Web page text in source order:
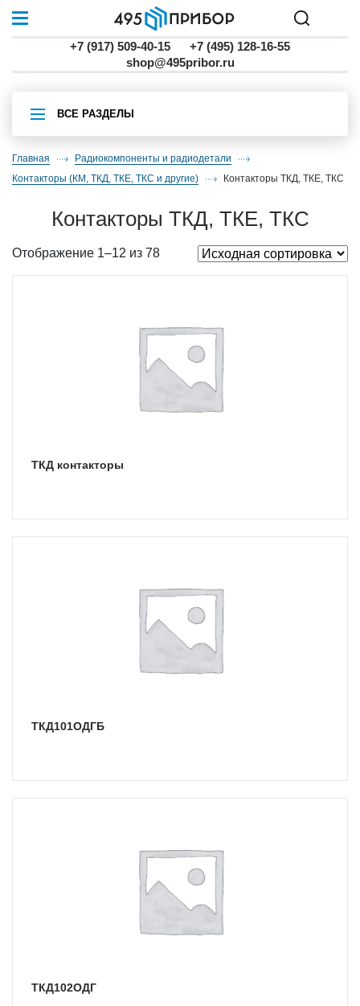
+7 (917) 509-40-15
+7 (495) 128-16-55
shop@495pribor.ru
ВСЕ РАЗДЕЛЫ
Главная
Радиокомпоненты и радиодетали
контакторы (КМ, ТКД, ТКЕ, ТКС и другие)
контакторы ТКД, ТКЕ, ТКС
контакторы ТКД, ТКЕ, ТКС
Отображение 1–12 из 78
ТКД контакторы
ТКД101ОДГБ
ТКД102ОДГ